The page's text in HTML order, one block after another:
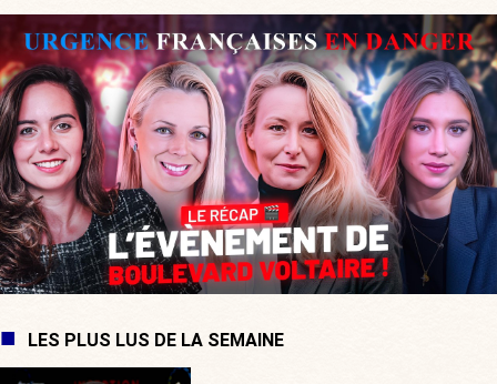
LES PLUS LUS DE LA SEMAINE